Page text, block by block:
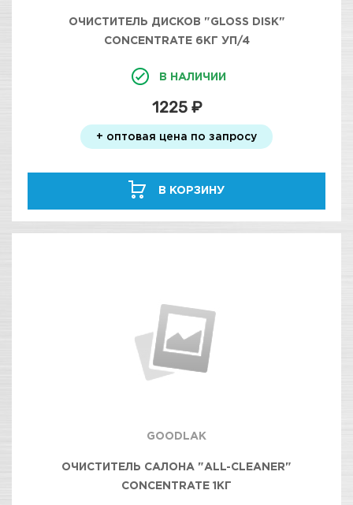
ОЧИСТИТЕЛЬ ДИСКОВ "GLOSS DISK"
CONCENTRATE 6КГ УП/4
В НАЛИЧИИ
1225 ₽
+ оптовая цена по запросу
В КОРЗИНУ
GOODLAK
ОЧИСТИТЕЛЬ САЛОНА "ALL-CLEANER"
CONCENTRATE 1КГ